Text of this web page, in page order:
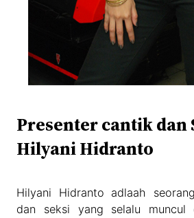
Presenter cantik dan
Hilyani Hidranto
Hilyani Hidranto adlaah
dan seksi yang selalu muncul